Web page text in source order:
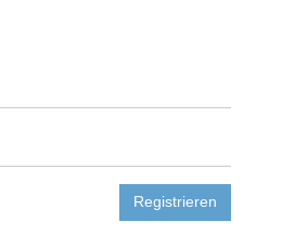
Registrieren